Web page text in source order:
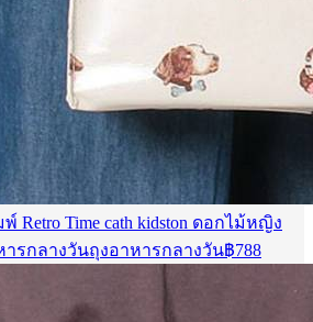
Retro Time cath kidston ดอกไม้หญิง
รกลางวันถุงอาหารกลางวัน฿788